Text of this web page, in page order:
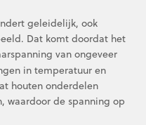
geleidelijk, ook
Dat komt doordat het
van ongeveer
in temperatuur en
houten onderdelen
waardoor de spanning op